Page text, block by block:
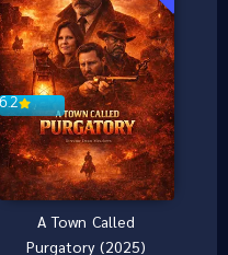
6.2
A Town Called
Purgatory (2025)